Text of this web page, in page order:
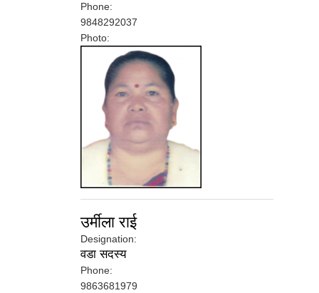
Phone:
9848292037
Photo:
उर्मीला राई
Designation:
वडा सदस्य
Phone:
9863681979